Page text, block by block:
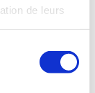
de leurs